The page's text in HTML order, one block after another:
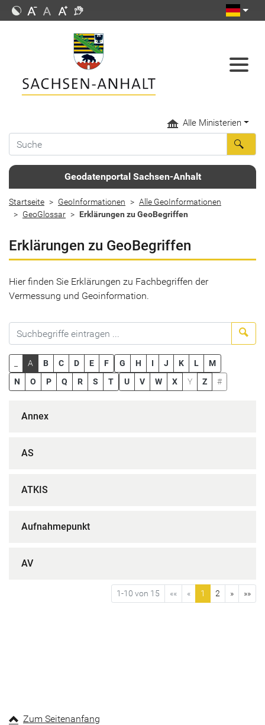
Alle Ministerien
Geodatenportal Sachsen-Anhalt
Startseite GeoInformationen
Alle GeoInformationen
GeoGlossar
Erklärungen zu GeoBegriffen
Erklärungen zu GeoBegriffen
Hier finden Sie Erklärungen zu Fachbegriffen der
Vermessung und Geoinformation.
A B C D E F G H I J K L
M
N
O P Q R S T U V W X Y Z #
Annex
AS
ATKIS
Aufnahmepunkt
AV
1-10 von 15 «« « 1 2 » »»
Zum Seitenanfang